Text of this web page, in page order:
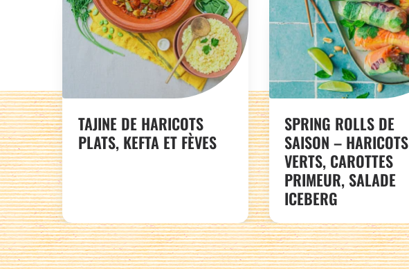
TAJINE DE HARICOTS
PLATS, KEFTA ET FÈVES
SPRING ROLLS DE
SAISON – HARICOTS
VERTS, CAROTTES
PRIMEUR, SALADE
ICEBERG